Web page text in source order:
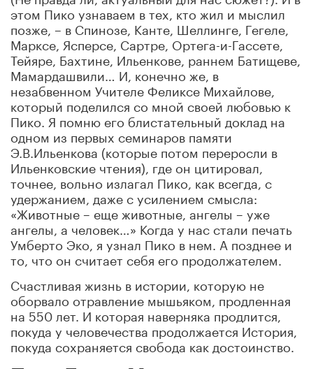
этом Пико узнаваем в тех, кто жил и мыслил
позже, – в Спинозе, Канте, Шеллинге, Гегеле,
Марксе, Ясперсе, Сартре, Ортега-и-Гассете,
Тейяре, Бахтине, Ильенкове, раннем Батищеве,
Мамардашвили… И, конечно же, в
незабвенном Учителе Феликсе Михайлове,
который поделился со мной своей любовью к
Пико. Я помню его блистательный доклад на
одном из первых семинаров памяти
Э.В.Ильенкова (которые потом переросли в
Ильенковские чтения), где он цитировал,
точнее, вольно излагал Пико, как всегда, с
удержанием, даже с усилением смысла:
«Животные – еще животные, ангелы – уже
ангелы, а человек…» Когда у нас стали печать
Умберто Эко, я узнал Пико в нем. А позднее и
то, что он считает себя его продолжателем.
Счастливая жизнь в истории, которую не
оборвало отравление мышьяком, продленная
на 550 лет. И которая наверняка продлится,
покуда у человечества продолжается История,
покуда сохраняется свобода как достоинство.